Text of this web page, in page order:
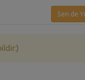
Sen de